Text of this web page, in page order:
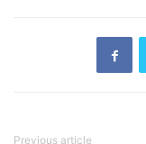
Previous article